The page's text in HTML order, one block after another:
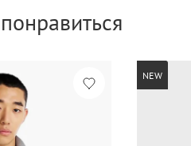
NEW